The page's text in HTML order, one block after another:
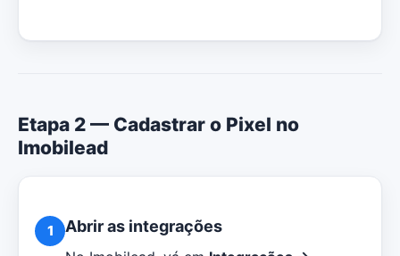
Etapa 2 — Cadastrar o Pixel no
Imobilead
1 Abrir as integrações